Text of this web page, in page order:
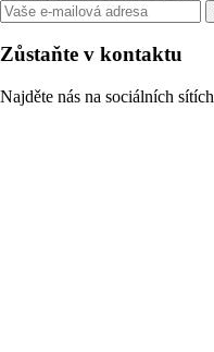
Zůstaňte v kontaktu
Najděte nás na sociálních sítích